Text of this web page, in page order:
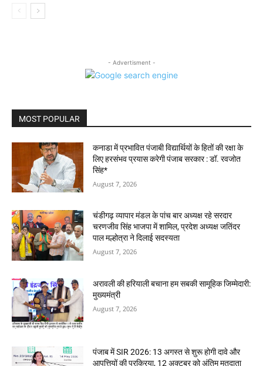
- Advertisment -
MOST POPULAR
कनाडा में प्रभावित पंजाबी विद्यार्थियों के हितों की रक्षा के
लिए हरसंभव प्रयास करेगी पंजाब सरकार : डॉ. रवजोत
सिंह*
August 7, 2026
चंडीगढ़ व्यापार मंडल के पांच बार अध्यक्ष रहे सरदार
चरणजीव सिंह भाजपा में शामिल, प्रदेश अध्यक्ष जतिंदर
पाल मल्होत्रा ने दिलाई सदस्यता
August 7, 2026
अरावली की हरियाली बचाना हम सबकी सामूहिक जिम्मेदारी:
मुख्यमंत्री
August 7, 2026
पंजाब में SIR 2026: 13 अगस्त से शुरू होगी दावे और
आपत्तियों की प्रक्रिया, 12 अक्टूबर को अंतिम मतदाता